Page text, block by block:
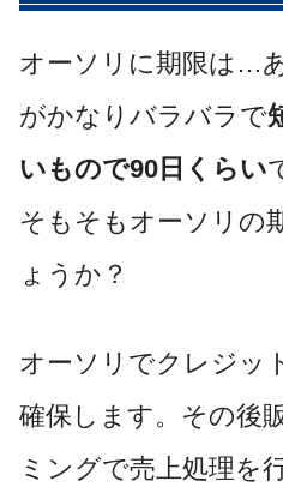
オーソリに期限は…
がかなりバラバラで
いもので90日くらい
そもそもオーソリの
ょうか？
オーソリでクレジッ
確保します。その後
ミングで売上処理を